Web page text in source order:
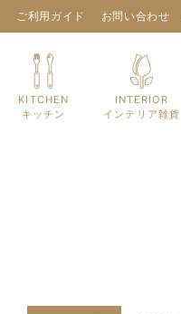
ご利用ガイド お問い合わせ
KITCHEN
キッチン
INTERIOR
インテリア雑貨